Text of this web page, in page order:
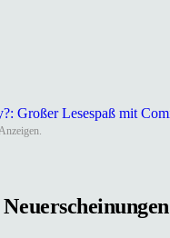
Großer Lesespaß mit